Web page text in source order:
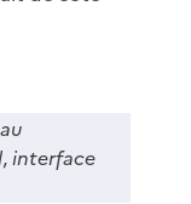
,interface